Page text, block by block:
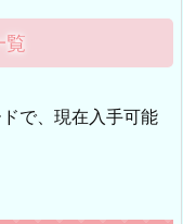
覧
で、現在入手可能